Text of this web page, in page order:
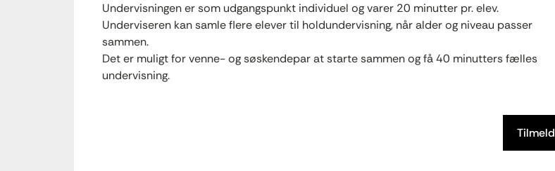
Undervisningen er som udgangspunkt individuel og varer 20 minutter pr. elev.
Underviseren kan samle flere elever til holdundervisning, når alder og niveau passer
sammen.
Det er muligt for venne- og søskendepar at starte sammen og få 40 minutters fælles
undervisning.
Tilmeld